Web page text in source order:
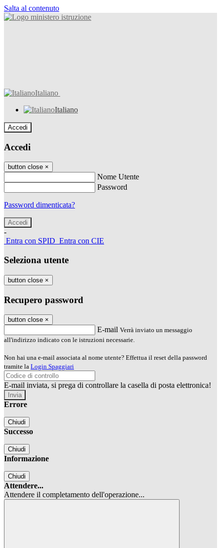
Salta al contenuto
Italiano
Italiano
Accedi
Accedi
button close ×
Nome Utente
Password
Password dimenticata?
-
Entra con SPID Entra con CIE
Seleziona utente
button close ×
Recupero password
button close ×
E-mail Verrà inviato un messaggio
all'indirizzo indicato con le istruzioni necessarie.
Non hai una e-mail associata al nome utente? Effettua il reset della password
tramite la Login Spaggiari
E-mail inviata, si prega di controllare la casella di posta elettronica!
Errore
Chiudi
Successo
Chiudi
Informazione
Chiudi
Attendere...
Attendere il completamento dell'operazione...